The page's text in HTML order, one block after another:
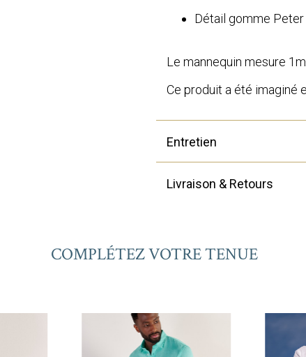
Détail gomme
Le mannequin mesure
Ce produit a été imaginé
Entretien
Livraison & Retours
COMPLÉTEZ VOTRE TENUE